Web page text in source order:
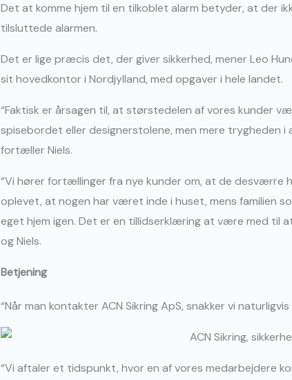
Det at komme hjem til en tilkoblet alarm betyder, at der
tilsluttede alarmen.
Det er lige præcis det, der giver sikkerhed, mener Leo
sit hovedkontor i Nordjylland, med opgaver i hele landet.
“Faktisk er årsagen til, at størstedelen af vores kunder
spisebordet eller designerstolene, men mere trygheden
fortæller Niels.
“Vi hører fortællinger fra nye kunder om, at de desværre
oplevet, at nogen har været inde i huset, mens familien
eget hjem igen. Det er en tillidserklæring at være med til
og Niels.
Betjening
“Når man kontakter ACN Sikring ApS, snakker vi
“Vi aftaler et tidspunkt, hvor en af vores medarbejdere